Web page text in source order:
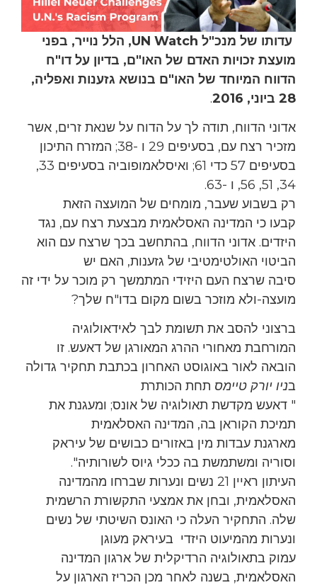
עדותו של מנכ"ל UN Watch, הלל נוייר, בפני
מועצת זכויות האדם של האו"ם, בדיון על דו"ח
הדווח המיוחד של האו"ם בנושא גזענות ואפליה,
28 ביוני, 2016
.
אדוני הדווח, תודה לך על הדוח על שנאת זרים, אשר
מזכיר רצח עם, בסעיפים 29 ו -38; המזרח התיכון
בסעיפים 57 כדי 61; ואיסלאמופוביה בסעיפים 33,
34, 51, 56, ו -63.
רק בשבוע שעבר, מומחים של המועצה הזאת
קבעו כי המדינה האסלאמית מבצעת רצח עם, נגד
היזדים. אדוני הדווח, בהתחשב בכך שרצח עם הוא
הביטוי האולטימטיבי של גזענות, האם יש
סיבה שרצח העם היזידי המתמשך רק מוכר על ידי זה
מועצה-ולא מוזכר בשום מקום בדו"ח שלך?
ברצוני להסב את תשומת לבך לאידאולוגיה
המורחבת מאחורי ההרג המאורגן של דאעש. זו
הובאה לאור באוגוסט האחרון בכתבת תחקיר גדולה
בניו יורק טיימס תחת הכותרת
" דאעש מקדשת תאולוגיה של אונס; ומעגנת את
תמיכת הקוראן בה, המדינה האסלאמית
מארגנת עבדות מין באזורים כבושים של עיראק
וסוריה ומשתמשת בה ככלי גיוס לשורותיה".
העיתון ראיין 21 נשים ונערות שברחו מהמדינה
האסלאמית, ובחן את אמצעי התקשורת הרשמית
שלה. התחקיר העלה כי האונס השיטתי של נשים
ונערות מהמיעוט היזדי בעיראק מעוגן
עמוק בתאולוגיה הרדיקלית של ארגון המדינה
האסלאמית, בשנה לאחר מכן הכריז הארגון על